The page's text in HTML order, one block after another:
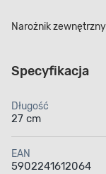
Narożnik
Specyfikacja
Długość
27 cm
EAN
5902241612064